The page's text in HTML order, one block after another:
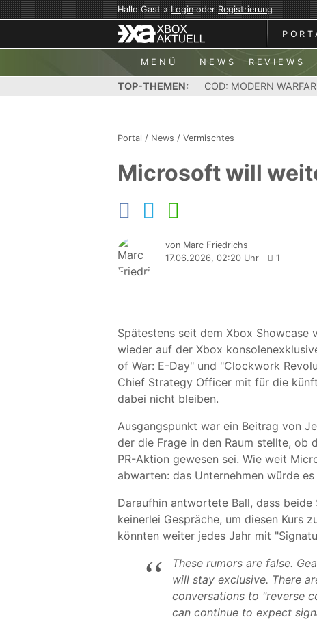
Hallo Gast »LoginoderRegistrierung
MENÜ NEWS REVIEWS
TOP-THEMEN: COD: MODERN
Portal / News / Vermischtes
Microsoft will
von Marc Friedrichs
17.06.2026, 02:20 Uhr
1
Spätestens seit dem Xbox Showcase
wieder auf der Xbox
of War: E-Day" und "Clockwork
Chief Strategy Officer mit für die
dabei nicht bleiben.
Ausgangspunkt war ein Beitrag von
der die Frage in den Raum stellte, ob
PR-Aktion gewesen sei. Wie weit
abwarten: das Unternehmen würde
Daraufhin antwortete Ball, dass
keinerlei Gespräche, um diesen Kurs
könnten weiter jedes Jahr mit
These rumors are false.
will stay exclusive. There
conversations to "reverse
can continue to expect